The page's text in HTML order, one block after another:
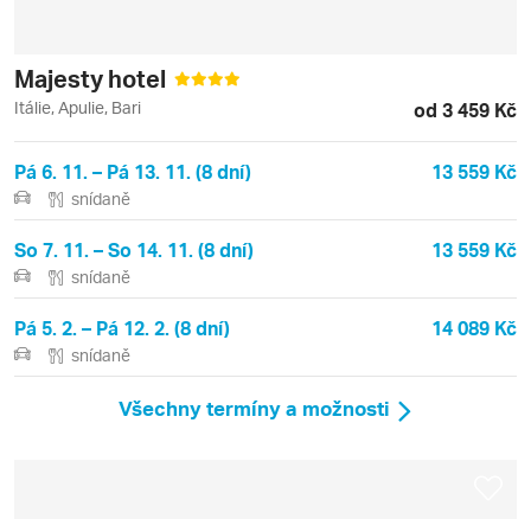
Majesty hotel
Itálie, Apulie, Bari od 3 459 Kč
Pá 6. 11. – Pá 13. 11. (8 dní) 13 559 Kč
snídaně
So 7. 11. – So 14. 11. (8 dní) 13 559 Kč
snídaně
Pá 5. 2. – Pá 12. 2. (8 dní) 14 089 Kč
snídaně
Všechny termíny a možnosti